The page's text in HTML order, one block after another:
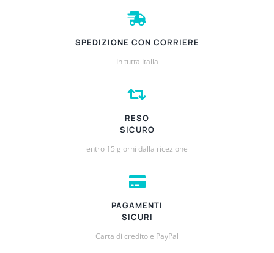
SPEDIZIONE CON CORRIERE
In tutta Italia
RESO
SICURO
entro 15 giorni dalla ricezione
PAGAMENTI
SICURI
Carta di credito e PayPal